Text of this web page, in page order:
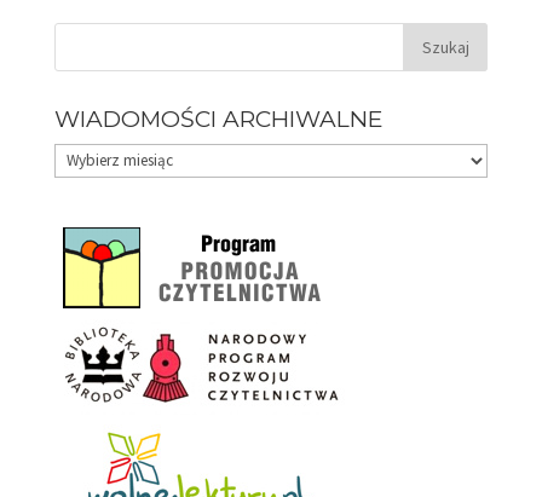
WIADOMOŚCI ARCHIWALNE
Wiadomości